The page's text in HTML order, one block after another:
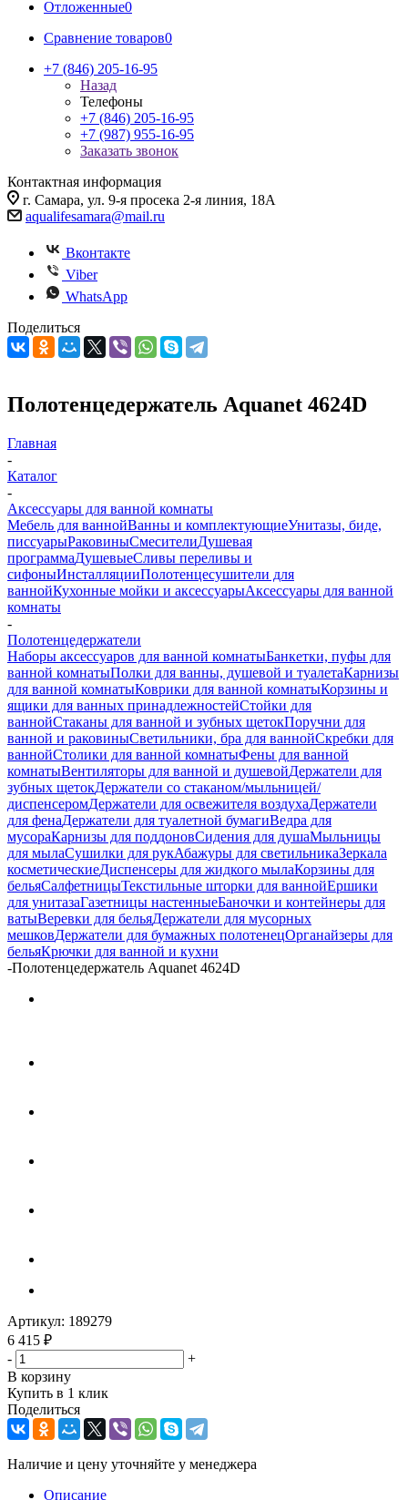
Отложенные0
Сравнение товаров0
+7 (846) 205-16-95
Назад
Телефоны
+7 (846) 205-16-95
+7 (987) 955-16-95
Заказать звонок
Контактная информация
г. Самара, ул. 9-я просека 2-я линия, 18А
aqualifesamara@mail.ru
Вконтакте
Viber
WhatsApp
Поделиться
Полотенцедержатель Aquanet 4624D
Главная
-
Каталог
-
Аксессуары для ванной комнаты
Мебель для ваннойВанны и комплектующиеУнитазы, биде,
писсуарыРаковиныСмесителиДушевая
программаДушевыеСливы переливы и
сифоныИнсталляцииПолотенцесушители для
ваннойКухонные мойки и аксессуарыАксессуары для ванной
комнаты
-
Полотенцедержатели
Наборы аксессуаров для ванной комнатыБанкетки, пуфы для
ванной комнатыПолки для ванны, душевой и туалетаКарнизы
для ванной комнатыКоврики для ванной комнатыКорзины и
ящики для ванных принадлежностейСтойки для
ваннойСтаканы для ванной и зубных щетокПоручни для
ванной и раковиныСветильники, бра для ваннойСкребки для
ваннойСтолики для ванной комнатыФены для ванной
комнатыВентиляторы для ванной и душевойДержатели для
зубных щетокДержатели со стаканом/мыльницей/
диспенсеромДержатели для освежителя воздухаДержатели
для фенаДержатели для туалетной бумагиВедра для
мусораКарнизы для поддоновСидения для душаМыльницы
для мылаСушилки для рукАбажуры для светильникаЗеркала
косметическиеДиспенсеры для жидкого мылаКорзины для
бельяСалфетницыТекстильные шторки для ваннойЕршики
для унитазаГазетницы настенныеБаночки и контейнеры для
ватыВеревки для бельяДержатели для мусорных
мешковДержатели для бумажных полотенецОрганайзеры для
бельяКрючки для ванной и кухни
-Полотенцедержатель Aquanet 4624D
Артикул: 189279
6 415 ₽
-
+
В корзину
Купить в 1 клик
Поделиться
Наличие и цену уточняйте у менеджера
Описание